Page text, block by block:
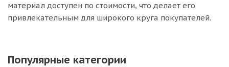
материал доступен по стоимости, что делает его
привлекательным для широкого круга покупателей.
Популярные категории